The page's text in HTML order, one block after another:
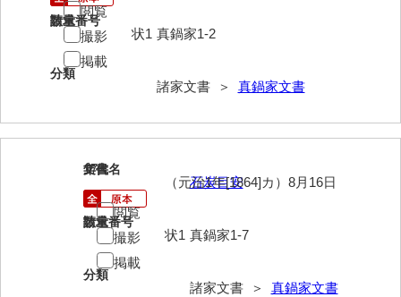
河野家文書（美祢市）
河野英男収集資料
神田一・二宮関係文書
岸村家文書
木津屋家文書
木梨家文書
木原家文書
請求番号
真鍋家1-2
分類
諸家文書 ＞ 真鍋家文書
数量
状1
閲覧
撮影
掲載
17
文書名
石炭目安
請求番号
真鍋家1-7
分類
諸家文書 ＞ 真鍋家文書
年代
（元治1年[1864]カ）8月16日
数量
状1
閲覧
撮影
掲載